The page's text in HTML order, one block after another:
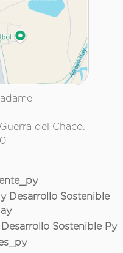
del Chaco.
Desarrollo Sostenible
Sostenible Py